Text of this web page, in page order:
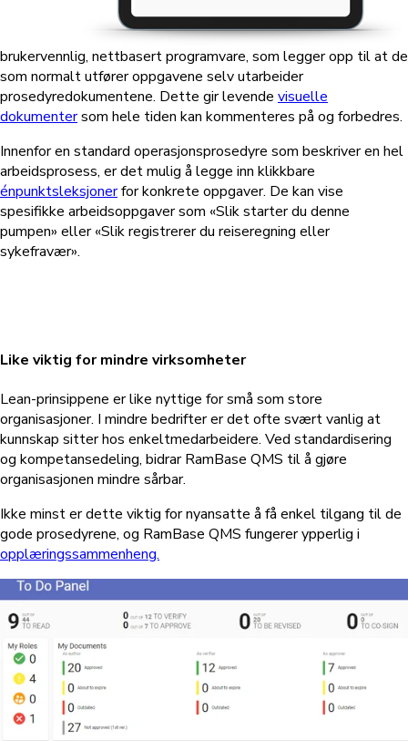
brukervennlig, nettbasert programvare, som legger opp til at de
som normalt utfører oppgavene selv utarbeider
prosedyredokumentene. Dette gir levende visuelle
dokumentersom hele tiden kan kommenteres på og forbedres.
Innenfor en standard operasjonsprosedyre som beskriver en hel
arbeidsprosess, er det mulig å legge inn klikkbare
énpunktsleksjonerfor konkrete oppgaver. De kan vise
spesifikke arbeidsoppgaver som «Slik starter du denne
pumpen» eller «Slik registrerer du reiseregning eller
sykefravær».
Like viktig for mindre virksomheter
Lean-prinsippene er like nyttige for små som store
organisasjoner. I mindre bedrifter er det ofte svært vanlig at
kunnskap sitter hos enkeltmedarbeidere. Ved standardisering
og kompetansedeling, bidrar RamBase QMS til å gjøre
organisasjonen mindre sårbar.
Ikke minst er dette viktig for nyansatte å få enkel tilgang til de
gode prosedyrene, og RamBase QMS fungerer ypperlig i
opplæringssammenheng.